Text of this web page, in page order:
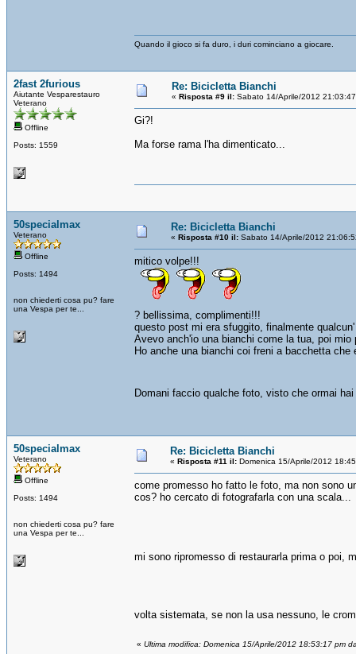
Quando il gioco si fa duro, i duri cominciano a giocare.
2fast 2furious
Aiutante Vesparestauro
Veterano
Offline
Posts: 1559
Re: Bicicletta Bianchi
« Risposta #9 il: Sabato 14/Aprile/2012
Gi?!
Ma forse rama l'ha dimenticato...
50specialmax
Veterano
Offline
Posts: 1494
non chiederti cosa pu? fare
una Vespa per te...
Re: Bicicletta Bianchi
« Risposta #10 il: Sabato 14/Aprile/2012
mitico volpe!!!
? bellissima, complimenti!!!
questo post mi era sfuggito, finalmente
Avevo anch'io una bianchi come la tua, poi
Ho anche una bianchi coi freni a bacchetta
Domani faccio qualche foto, visto che ormai
50specialmax
Veterano
Offline
Posts: 1494
non chiederti cosa pu? fare
una Vespa per te...
Re: Bicicletta Bianchi
« Risposta #11 il: Domenica 15/Aprile/2012
come promesso ho fatto le foto, ma non sono
cos? ho cercato di fotografarla con una scala...
mi sono ripromesso di restaurarla prima o poi,
volta sistemata, se non la usa nessuno, le
« Ultima modifica: Domenica 15/Aprile/2012 18:53:17 pm